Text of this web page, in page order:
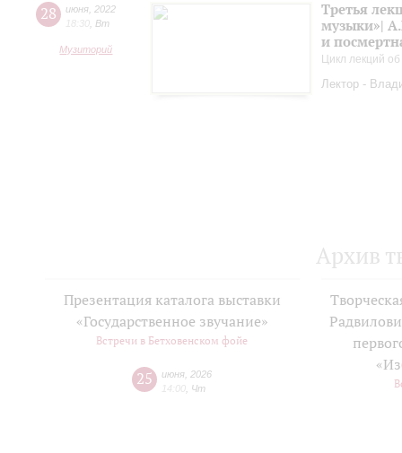
28 июня 2022
18:30 Вт
Музиторий
Третья
музыки»|
и
Цикл лекций
Лектор -
Архив
Презентация каталога выставки
«Государственное звучание»
Встречи в Бетховенском фойе
25 июня 2026
14:00 Чт